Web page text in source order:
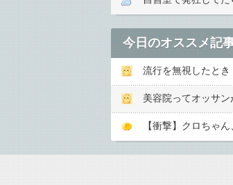
今日のオススメ記
流行を無視したと
美容院ってオッサ
【衝撃】クロちゃ